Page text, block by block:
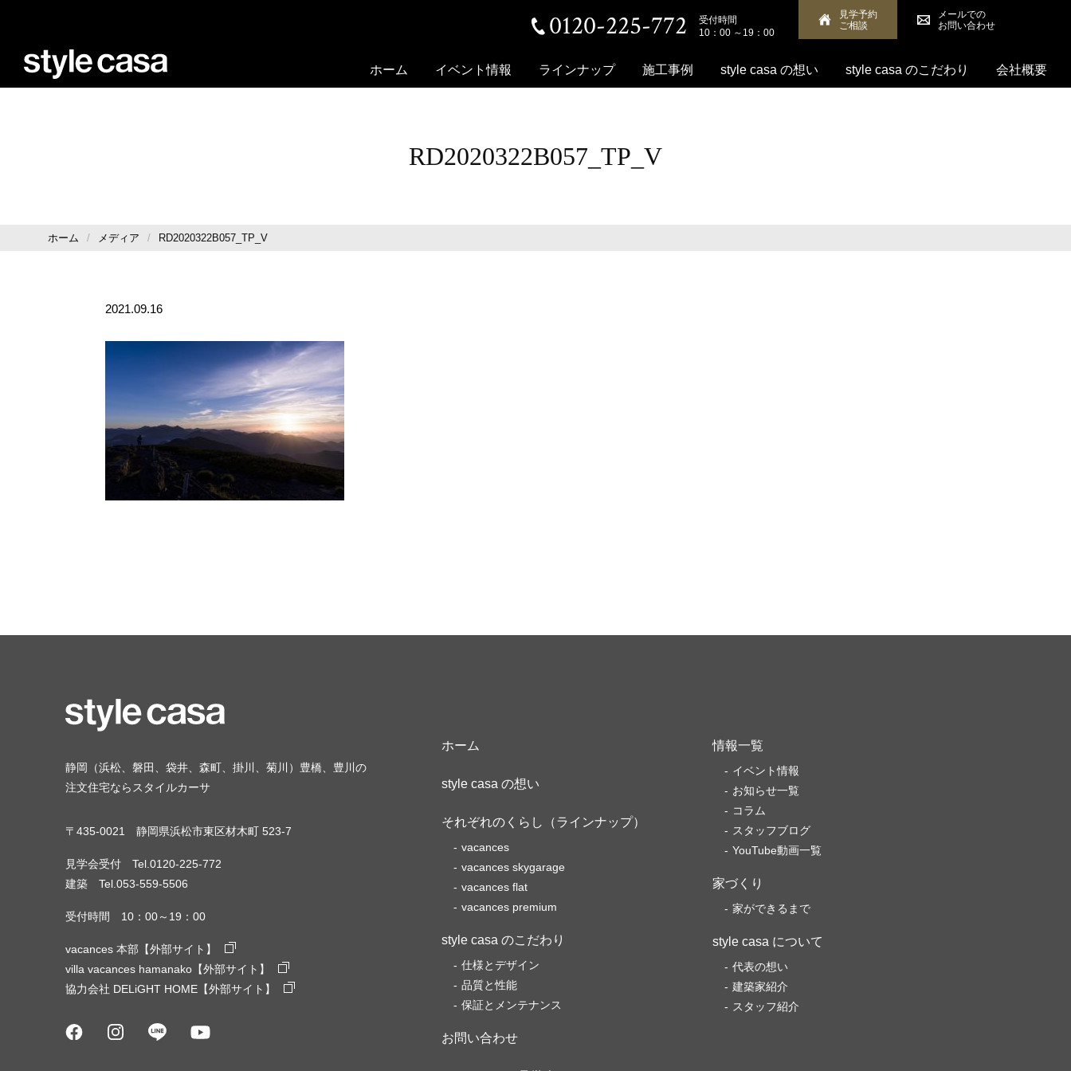
0120-225-772
受付時間
10：00 ～19：00
見学予約
ご相談
メールでの
お問い合わせ
ホーム イベント情報 ラインナップ 施工事例 style casa の想い style casa のこだわり 会社概要
RD2020322B057_TP_V
ホーム メディア RD2020322B057_TP_V
2021.09.16
静岡（浜松、磐田、袋井、森町、掛川、菊川）豊橋、豊川の
注文住宅ならスタイルカーサ
〒435-0021 静岡県浜松市東区材木町 523-7
見学会受付 Tel.0120-225-772
建築 Tel.053-559-5506
受付時間 10：00～19：00
vacances 本部【外部サイト】
villa vacances hamanako【外部サイト】
協力会社 DELiGHT HOME【外部サイト】
ホーム
style casa の想い
それぞれのくらし（ラインナップ）
vacances
vacances skygarage
vacances flat
vacances premium
style casa のこだわり
仕様とデザイン
品質と性能
保証とメンテナンス
お問い合わせ
情報一覧
イベント情報
お知らせ一覧
コラム
スタッフブログ
YouTube動画一覧
家づくり
家ができるまで
style casa について
代表の想い
建築家紹介
スタッフ紹介